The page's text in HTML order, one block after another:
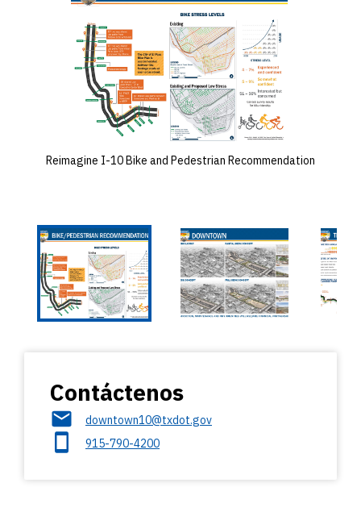
Reimagine I-10 Bike and Pedestrian Recommendation
Contáctenos
downtown10@txdot.gov
915-790-4200